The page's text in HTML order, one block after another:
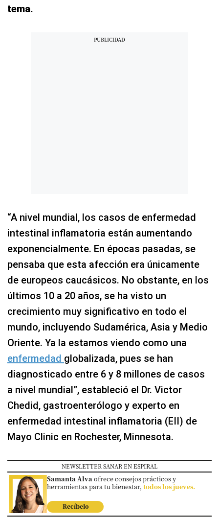
tema.
“A nivel mundial, los casos de enfermedad
intestinal inflamatoria están aumentando
exponencialmente. En épocas pasadas, se
pensaba que esta afección era únicamente
de europeos caucásicos. No obstante, en los
últimos 10 a 20 años, se ha visto un
crecimiento muy significativo en todo el
mundo, incluyendo Sudamérica, Asia y Medio
Oriente. Ya la estamos viendo como una
enfermedad globalizada, pues se han
diagnosticado entre 6 y 8 millones de casos
a nivel mundial”, estableció el Dr. Victor
Chedid, gastroenterólogo y experto en
enfermedad intestinal inflamatoria (EII) de
Mayo Clinic en Rochester, Minnesota.
NEWSLETTER SANAR EN ESPIRAL
Samanta Alvaofrece consejos prácticos y
herramientas para tu bienestar, todos los jueves.
Recíbelo